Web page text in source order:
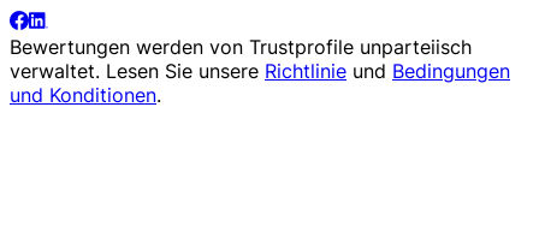
Bewertungen werden von Trustprofile unparteiisch
verwaltet. Lesen Sie unsere Richtlinie und Bedingungen
und Konditionen.